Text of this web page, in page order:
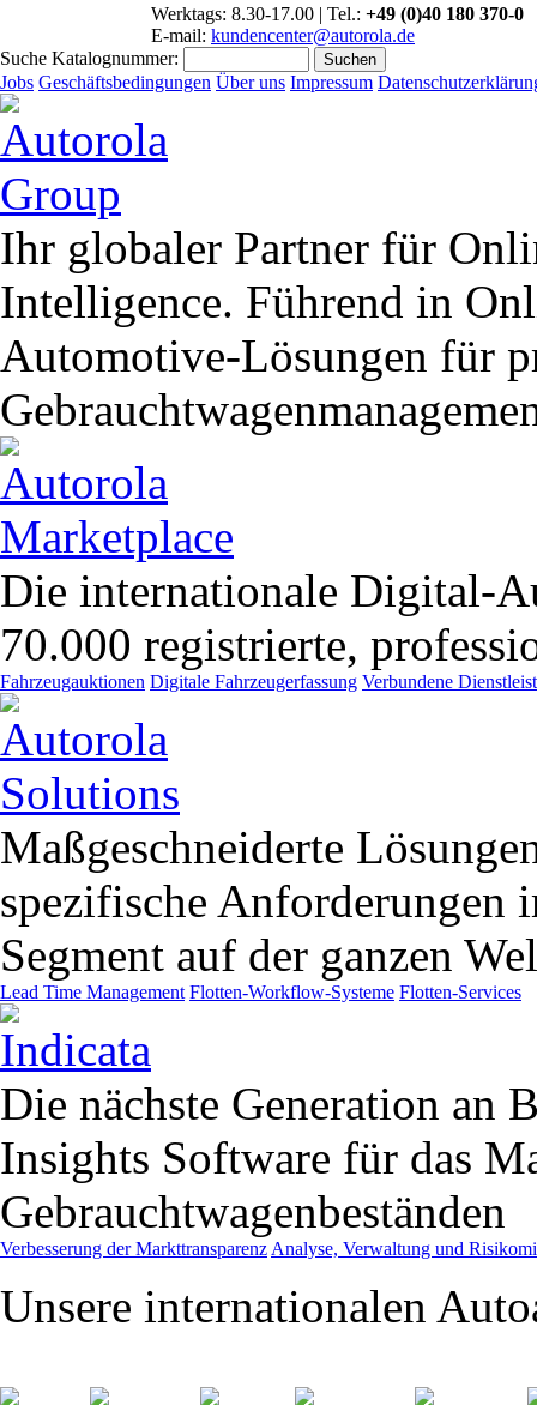
Werktags: 8.30-17.00 | Tel.: +49 (0)40 180 370-0
E-mail: kundencenter@autorola.de
Suche Katalognummer:
Jobs Geschäftsbedingungen Über uns Impressum
Ihr globaler Partner für
Intelligence. Führend in
Automotive-Lösungen für
Die internationale Digital-
70.000 registrierte,
Fahrzeugauktionen Digitale Fahrzeugerfassung Verbundene
Maßgeschneiderte
spezifische
Segment auf der ganzen
Lead Time Management Flotten-Workflow-Systeme Flotten-Services
Die nächste Generation an
Insights Software für das
Gebrauchtwagenbeständen
Verbesserung der Markttransparenz Analyse, Verwaltung und
Unsere internationalen